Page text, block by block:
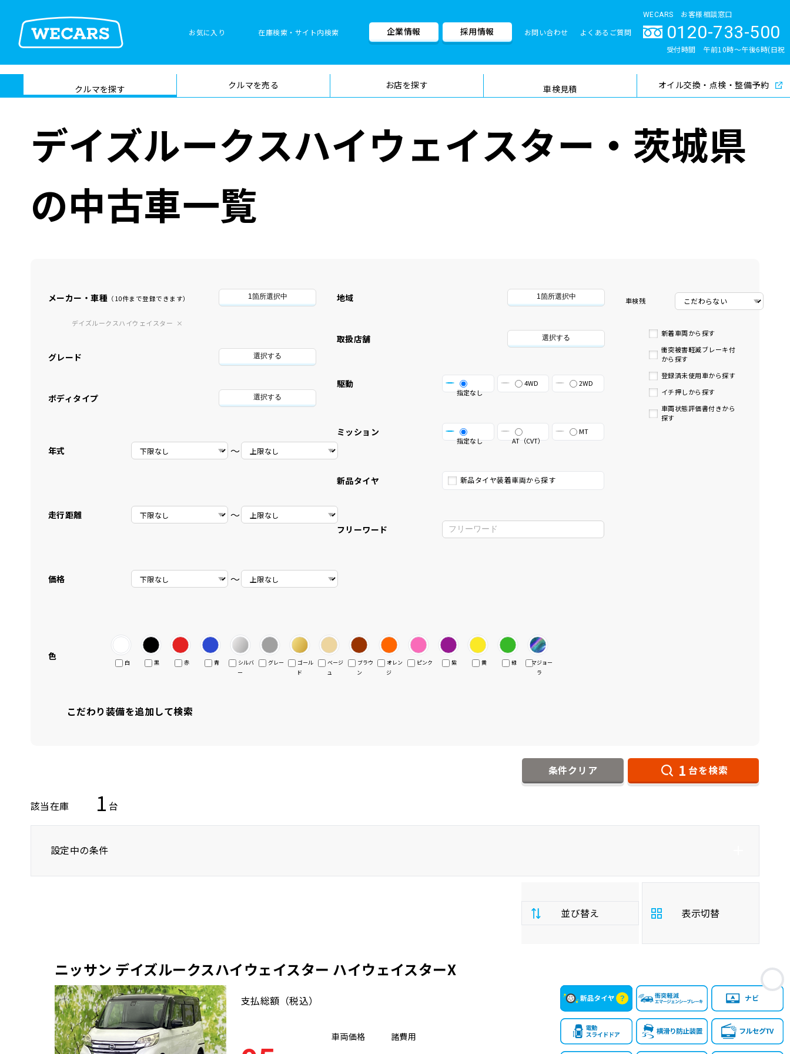
お気に入り 在庫検索・サイト内検索
在庫検索
サイト内検
索
検索
企業情報 採用情報 お問い合わせ よくあるご質問
WECARS お客様相談窓口
0120-733-500
受付時間 午前10時〜午後6時(日祝
クルマを探す クルマを売る お店を探す 車検見積
車検料金・メニュー 品質管理とサポート体制
オイル交換・点検・整備予約
デイズルークスハイウェイスター・茨城県
の中古車一覧
メーカー・車種 （10件まで登録できます） 1箇所選択中
デイズルークスハイウェイスター
グレード 選択する
ボディタイプ 選択する
年式 〜
走行距離 〜
価格 〜
地域 1箇所選択中
取扱店舗 選択する
駆動
指定なし
4WD 2WD
ミッション
指定なし AT（CVT）
MT
新品タイヤ 新品タイヤ装着車両から探す
フリーワード
車検残
新着車両から探す
衝突被害軽減ブレーキ付
から探す
登録済未使用車から探す
イチ押しから探す
車両状態評価書付きから
探す
色
白 黒 赤 青
シルバ
ー
グレー
ゴール
ド
ベージ
ュ
ブラウ
ン
オレン
ジ
ピンク 紫 黄 緑
マジョー
ラ
こだわり装備を追加して検索
条件クリア 1 台を検索
該当在庫 1 台
設定中の条件
並び替え
払
総
安い順 高い順
年
式
新しい順 古い順
表示切替
お
ニッサン デイズルークスハイウェイスター ハイウェイスターX
支払総額 （税込）
車両価格 諸費用